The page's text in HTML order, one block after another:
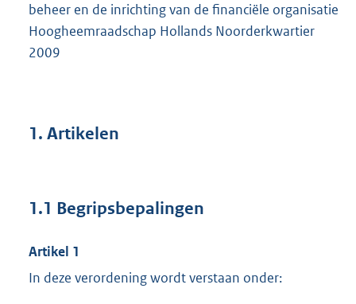
beheer en de inrichting van de financiële organisatie
Hoogheemraadschap Hollands Noorderkwartier
2009
1. Artikelen
1.1 Begripsbepalingen
Artikel 1
In deze verordening wordt verstaan onder: